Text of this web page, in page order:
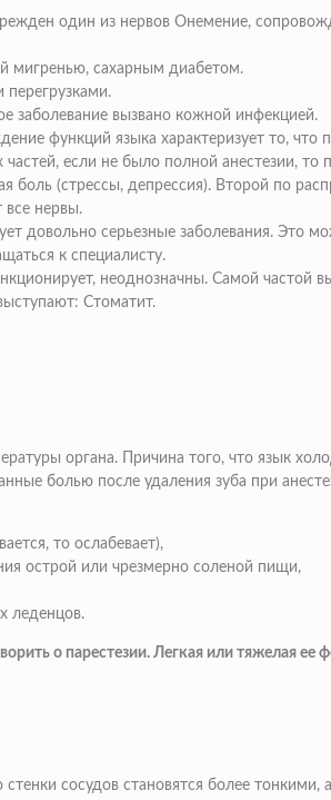
один из нервов Онемение,
мигренью, сахарным диабетом.
заболевание вызвано кожной инфекцией.
функций языка характеризует то,
если не было полной анестезии,
(стрессы, депрессия). Второй по
все нервы.
довольно серьезные заболевания. Это
к специалисту.
неоднозначны. Самой частой
Стоматит.
органа. Причина того, что язык
болью после удаления зуба при
то ослабевает),
острой или чрезмерно соленой пищи,
леденцов.
о парестезии. Легкая или тяжелая
сосудов становятся более